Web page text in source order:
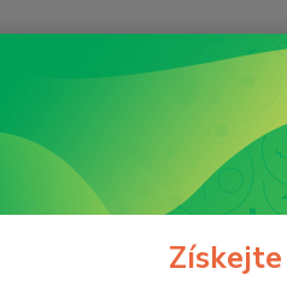
Přírodní kosmetika Tělo
olej proti